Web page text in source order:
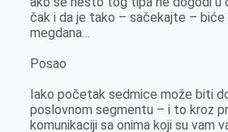
čak i da je tako – sačekajte – biće
megdana…
Posao
Iako početak sedmice može biti
poslovnom segmentu – i to kroz
komunikaciji sa onima koji su vam